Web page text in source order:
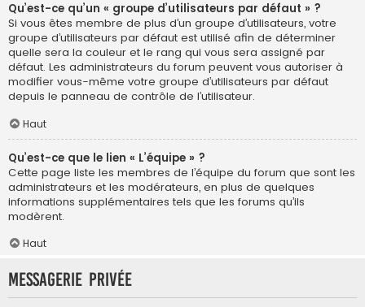
Qu’est-ce qu’un « groupe d’utilisateurs par défaut » ?
Si vous êtes membre de plus d’un groupe d’utilisateurs, votre
groupe d’utilisateurs par défaut est utilisé afin de déterminer
quelle sera la couleur et le rang qui vous sera assigné par
défaut. Les administrateurs du forum peuvent vous autoriser à
modifier vous-même votre groupe d’utilisateurs par défaut
depuis le panneau de contrôle de l’utilisateur.
Haut
Qu’est-ce que le lien « L’équipe » ?
Cette page liste les membres de l’équipe du forum que sont les
administrateurs et les modérateurs, en plus de quelques
informations supplémentaires tels que les forums qu’ils
modèrent.
Haut
Messagerie privée